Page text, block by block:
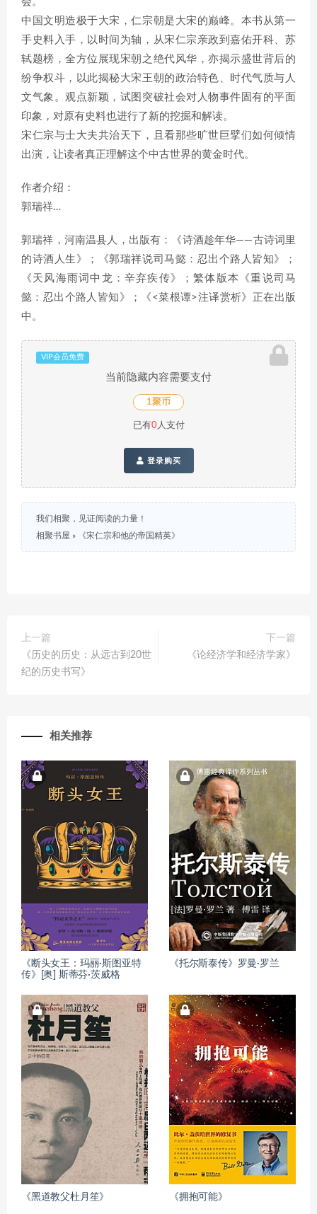
中国文明造极于大宋，仁宗朝是大宋的巅峰。本书从第一
手史料入手，以时间为轴，从宋仁宗亲政到嘉佑开科、苏
轼题榜，全方位展现宋朝之绝代风华，亦揭示盛世背后的
纷争权斗，以此揭秘大宋王朝的政治特色、时代气质与人
文气象。观点新颖，试图突破社会对人物事件固有的平面
印象，对原有史料也进行了新的挖掘和解读。
宋仁宗与士大夫共治天下，且看那些旷世巨擘们如何倾情
出演，让读者真正理解这个中古世界的黄金时代。
作者介绍：
郭瑞祥…
郭瑞祥，河南温县人，出版有：《诗酒趁年华——古诗词里
的诗酒人生》；《郭瑞祥说司马懿：忍出个路人皆知》；
《天风海雨词中龙：辛弃疾传》；繁体版本《重说司马
懿：忍出个路人皆知》；《<菜根谭>注译赏析》正在出版
中。
VIP会员免费
当前隐藏内容需要支付
1聚币
已有0人支付
登录购买
我们相聚，见证阅读的力量！
相聚书屋 » 《宋仁宗和他的帝国精英》
上一篇
《历史的历史：从远古到20世
纪的历史书写》
下一篇
《论经济学和经济学家》
相关推荐
《断头女王：玛丽·斯图亚特
传》[奥] 斯蒂芬·茨威格
《托尔斯泰传》罗曼·罗兰
《黑道教父杜月笙》 《拥抱可能》